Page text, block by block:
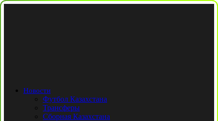
Новости
Футбол Казахстана
Трансферы
Сборная Казахстана